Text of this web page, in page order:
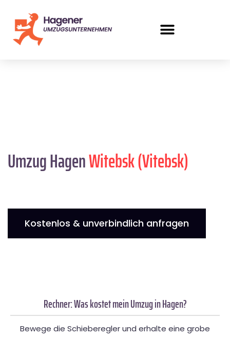
Umzug HagenWitebsk (Vitebsk)
Kostenlos & unverbindlich anfragen
Rechner: Was kostet mein Umzug in Hagen?
Bewege die Schieberegler und erhalte eine grobe